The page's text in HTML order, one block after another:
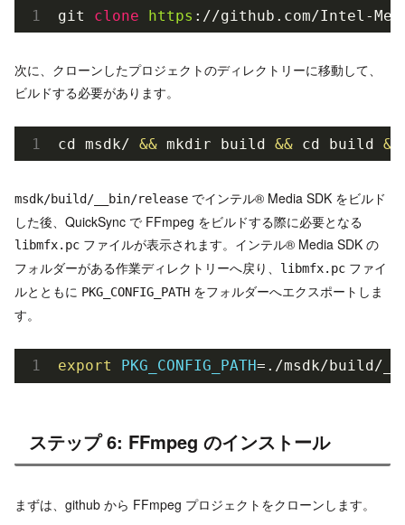
git clone https ://github.com/Intel-
次に、クローンしたプロジェクトのディレクトリーに移動して、
ビルドする必要があります。
cd msdk/ && mkdir build && cd build &&
msdk/build/__bin/release でインテル® Media SDK をビルド
した後、QuickSync で FFmpeg をビルドする際に必要となる
libmfx.pc ファイルが表示されます。インテル® Media SDK の
フォルダーがある作業ディレクトリーへ戻り、
libmfx.pc ファイ
ルとともに PKG_CONFIG_PATH をフォルダーへエクスポートしま
す。
export PKG_CONFIG_PATH=./msdk/build/
ステップ 6: FFmpeg のインストール
まずは、github から FFmpeg プロジェクトをクローンします。